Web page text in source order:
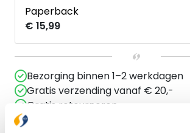
Paperback
€ 15,99
Bezorging binnen 1–2 werkdagen
Gratis verzending vanaf € 20,-
Gratis retourneren